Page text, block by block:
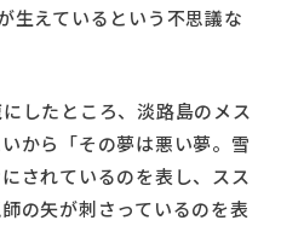
生えているという不思議な
したところ、淡路島のメス
から「その夢は悪い夢。雪
されているのを表し、スス
の矢が刺さっているのを表